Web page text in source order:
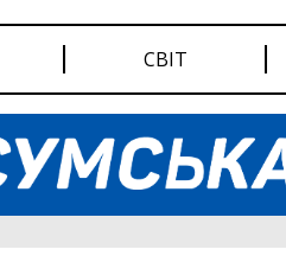
СВІТ